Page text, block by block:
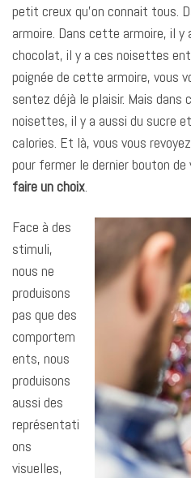
petit creux qu’on connait tous.
armoire. Dans cette armoire, il y
chocolat, il y a ces noisettes
poignée de cette armoire, vous
sentez déjà le plaisir. Mais dans
noisettes, il y a aussi du sucre
calories. Et là, vous vous
pour fermer le dernier bouton
faire un choix.
Face à des
stimuli,
nous ne
produisons
pas que des
comportem
ents, nous
produisons
aussi des
représentati
ons
visuelles,